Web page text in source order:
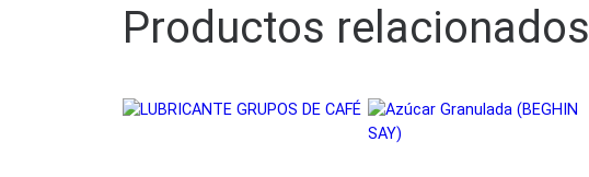
Productos relacionados